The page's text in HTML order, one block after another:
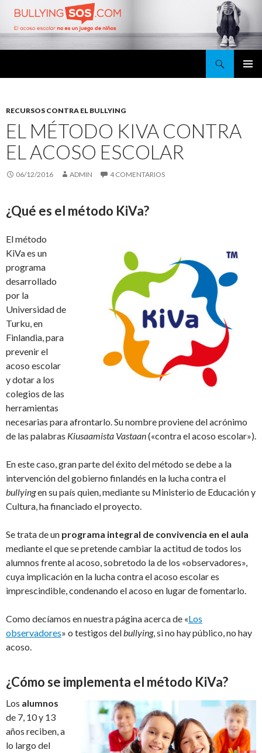
RECURSOS CONTRA EL BULLYING
EL MÉTODO KIVA CONTRA
EL ACOSO ESCOLAR
06/12/2016 ADMIN 4 COMENTARIOS
¿Qué es el método KiVa?
El método
KiVa es un
programa
desarrollado
por la
Universidad de
Turku, en
Finlandia, para
prevenir el
acoso escolar
y dotar a los
colegios de las
herramientas
necesarias para afrontarlo. Su nombre proviene del acrónimo
de las palabras Kiusaamista Vastaan(«contra el acoso escolar»).
En este caso, gran parte del éxito del método se debe a la
intervención del gobierno finlandés en la lucha contra el
bullyingen su país quien, mediante su Ministerio de Educación y
Cultura, ha financiado el proyecto.
Se trata de un programa integral de convivencia en el aula
mediante el que se pretende cambiar la actitud de todos los
alumnos frente al acoso, sobretodo la de los «observadores»,
cuya implicación en la lucha contra el acoso escolar es
imprescindible, condenando el acoso en lugar de fomentarlo.
Como decíamos en nuestra página acerca de «Los
observadores» o testigos delbullying, si no hay público, no hay
acoso.
¿Cómo se implementa el método KiVa?
Los alumnos
de 7, 10 y 13
años reciben, a
lo largo del